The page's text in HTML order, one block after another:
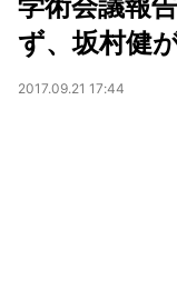
ず、坂村健
2017.09.21 17:44